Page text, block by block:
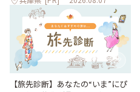
【旅先診断】あなたの“いま”にぴ